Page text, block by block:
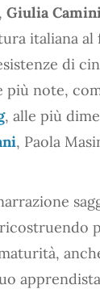
Giulia
italiana al
di
più note,
, alle più
, Paola